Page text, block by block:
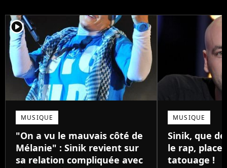
player2
MUSIQUE
"On a vu le mauvais côté de
Mélanie" : Sinik revient sur
sa relation compliquée avec
MUSIQUE
Sinik, que
le rap, place
tatouage !